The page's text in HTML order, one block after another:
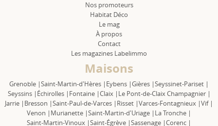
Nos promoteurs
Habitat Déco
Le mag
À propos
Contact
Les magazines Labelimmo
Maisons
Grenoble |Saint-Martin-d'Hères | Eybens |Gières |Seyssinet-Pariset |
Seyssins | Échirolles | Fontaine |Claix | Le Pont-de-Claix Champagnier |
Jarrie | Bresson |Saint-Paul-de-Varces | Risset |Varces-Fontagnieux |Vif |
Venon | Murianette |Saint-Martin-d'Uriage | La Tronche |
Saint-Martin-Vinoux |Saint-Égrève |Sassenage |Corenc |